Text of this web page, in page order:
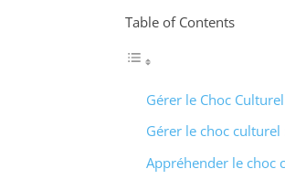
Table of Contents
Gérer le Choc
Gérer le choc
Appréhender le choc